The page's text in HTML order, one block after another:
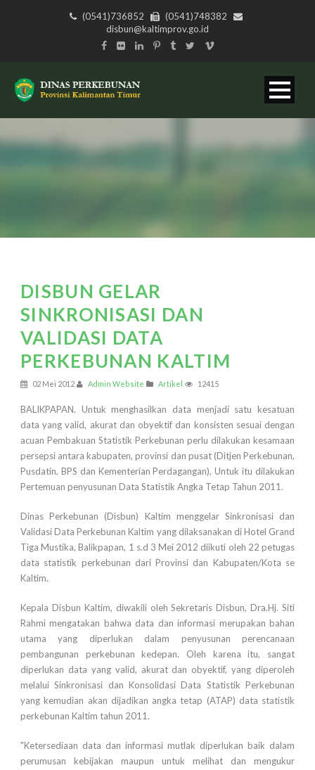
(0541)736852
(0541)748382
disbun@kaltimprov.go.id
DISBUN GELAR
SINKRONISASI DAN
VALIDASI DATA
PERKEBUNAN KALTIM
02 Mei 2012 Admin Website Artikel 12415
BALIKPAPAN. Untuk menghasilkan data menjadi satu kesatuan
data yang valid, akurat dan obyektif dan konsisten sesuai dengan
acuan Pembakuan Statistik Perkebunan perlu dilakukan kesamaan
persepsi antara kabupaten, provinsi dan pusat (Ditjen Perkebunan,
Pusdatin, BPS dan Kementerian Perdagangan), Untuk itu dilakukan
Pertemuan penyusunan Data Statistik Angka Tetap Tahun 2011.
Dinas Perkebunan (Disbun) Kaltim menggelar Sinkronisasi dan
Validasi Data Perkebunan Kaltim yang dilaksanakan di Hotel Grand
Tiga Mustika, Balikpapan, 1 s.d 3 Mei 2012 diikuti oleh 22 petugas
data statistik perkebunan dari Provinsi dan Kabupaten/Kota se
Kaltim.
Kepala Disbun Kaltim, diwakili oleh Sekretaris Disbun, Dra.Hj. Siti
Rahmi mengatakan bahwa data dan informasi merupakan bahan
utama yang diperlukan dalam penyusunan perencanaan
pembangunan perkebunan kedepan. Oleh karena itu, sangat
diperlukan data yang valid, akurat dan obyektif, yang diperoleh
melalui Sinkronisasi dan Konsolidasi Data Statistik Perkebunan
yang kemudian akan dijadikan angka tetap (ATAP) data statistik
perkebunan Kaltim tahun 2011.
"Ketersediaan data dan informasi mutlak diperlukan baik dalam
perumusan kebijakan maupun untuk melihat dan mengukur